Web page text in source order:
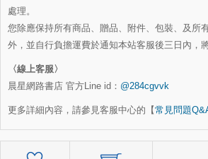
處理。
您除應保持所有商品、贈品、附件、包裝、及所
外，並自行負擔運費於通知本站客服後三日內，
〈線上客服〉
晨星網路書店 官方Line id： @284cgvvk
更多詳細內容，請參見客服中心的【常見問題